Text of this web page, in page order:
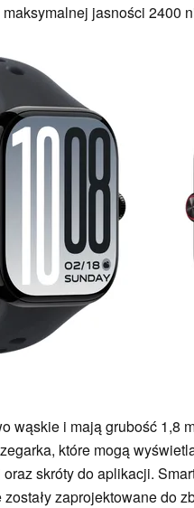
jasności 2400
wąskie i mają grubość 1,8
które mogą
skróty do aplikacji.
zaprojektowane do